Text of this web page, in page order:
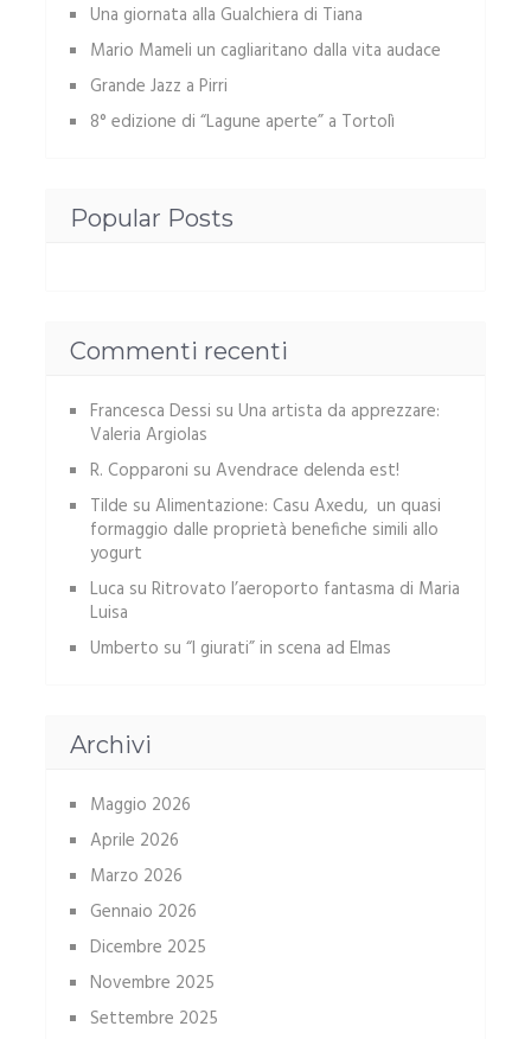
Una giornata alla Gualchiera di Tiana
Mario Mameli un cagliaritano dalla vita audace
Grande Jazz a Pirri
8° edizione di “Lagune aperte” a Tortolì
Popular Posts
Commenti recenti
Francesca Dessi su Una artista da apprezzare:
Valeria Argiolas
R. Copparoni su Avendrace delenda est!
Tilde su Alimentazione: Casu Axedu, un quasi
formaggio dalle proprietà benefiche simili allo
yogurt
Luca su Ritrovato l’aeroporto fantasma di Maria
Luisa
Umberto su “I giurati” in scena ad Elmas
Archivi
Maggio 2026
Aprile 2026
Marzo 2026
Gennaio 2026
Dicembre 2025
Novembre 2025
Settembre 2025